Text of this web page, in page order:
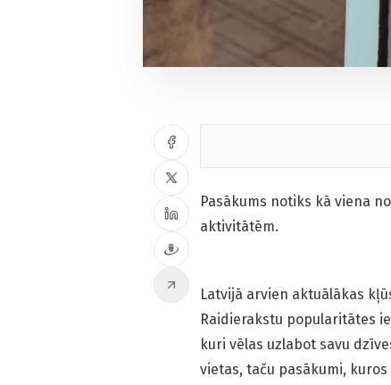
Pasākums notiks kā viena
aktivitātēm.
Latvijā arvien aktuālākas
Raidierakstu popularitātes
kuri vēlas uzlabot savu
vietas, taču pasākumi,